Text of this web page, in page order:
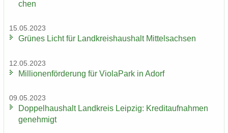
chen
15.05.2023
Grü­nes Licht für Land­kreis­haus­halt Mit­tel­sach­sen
12.05.2023
Mil­lio­nen­för­de­rung für Vio­la­Park in Adorf
09.05.2023
Dop­pel­haus­halt Land­kreis Leip­zig: Kre­dit­auf­nah­men
ge­neh­migt